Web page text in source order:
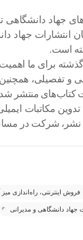
جهاد
انتشارات
است.
برای ما
و تفصیلی،
کتاب‌های
تدوین مکاتبات
فروش اینترنتی، راه‌اندازی
جهاد دانشگاهی و مدیرانی